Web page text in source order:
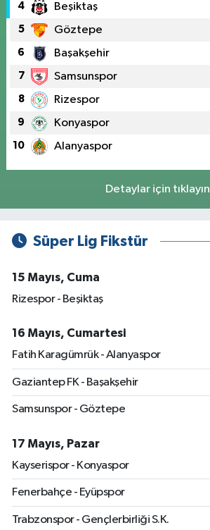
4 Beşiktaş
5 Göztepe
6 Başakşehir
7 Samsunspor
8 Rizespor
9 Konyaspor
10 Alanyaspor
Detaylar için tıklayın
Süper Lig Fikstür
15 Mayıs, Cuma
Rizespor - Beşiktaş
16 Mayıs, Cumartesi
Fatih Karagümrük - Alanyaspor
Gaziantep FK - Başakşehir
Samsunspor - Göztepe
17 Mayıs, Pazar
Kayserispor - Konyaspor
Fenerbahçe - Eyüpspor
Trabzonspor - Gençlerbirliği S.K.